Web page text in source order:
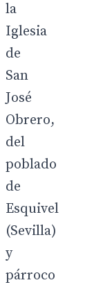
la
Iglesia
de
San
José
Obrero,
del
poblado
de
Esquivel
(Sevilla)
y
párroco